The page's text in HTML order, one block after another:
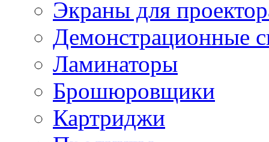
Экраны для
Демонстрационные
Ламинаторы
Брошюровщики
Картриджи